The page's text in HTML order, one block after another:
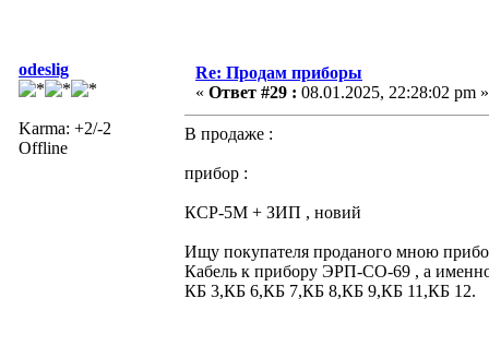
odeslig
Karma: +2/-2
Offline
Re: Продам приборы
« Ответ #29 : 08.01.2025, 22:28:02 pm »
В продаже :
прибор :
КСР-5М + ЗИП , новий
Ищу покупателя проданого мною
Кабель к прибору ЭРП-СО-69 , а
КБ 3,КБ 6,КБ 7,КБ 8,КБ 9,КБ 11,КБ 12.